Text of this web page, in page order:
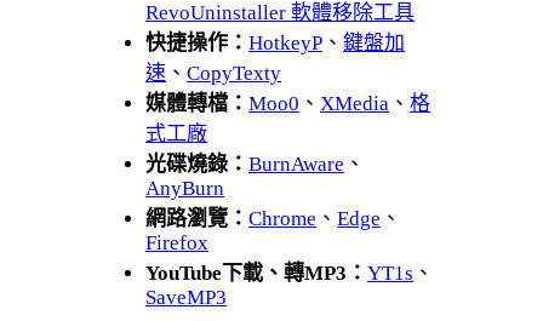
RevoUninstaller 軟體移除工具
快捷操作： HotkeyP 、 鍵盤加
速 、 CopyTexty
媒體轉檔： Moo0 、 XMedia 、 格
式工廠
光碟燒錄： BurnAware 、
AnyBurn
網路瀏覽： Chrome 、 Edge 、
Firefox
YouTube下載、轉MP3： YT1s 、
SaveMP3